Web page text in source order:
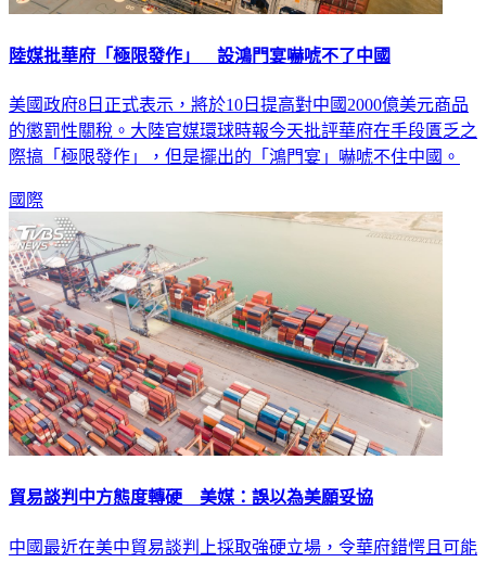
陸媒批華府「極限發作」 設鴻門宴嚇唬不了中國
美國政府8日正式表示，將於10日提高對中國2000億美元商品
的懲罰性關稅。大陸官媒環球時報今天批評華府在手段匱乏之
際搞「極限發作」，但是擺出的「鴻門宴」嚇唬不住中國。
國際
貿易談判中方態度轉硬 美媒：誤以為美願妥協
中國最近在美中貿易談判上採取強硬立場，令華府錯愕且可能